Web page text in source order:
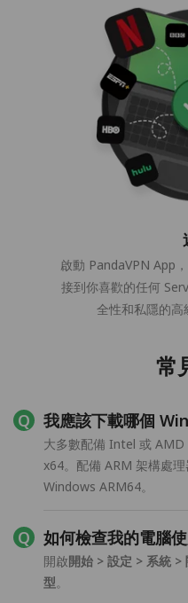
啟動 PandaVPN App
接到你喜歡的任何
全性和私隱的高
常
我應該下載哪個
大多數配備 Intel 或
x64。配備 ARM 架構處
Windows ARM64。
如何檢查我的電腦
開啟開始 > 設定 > 系統 >
型。